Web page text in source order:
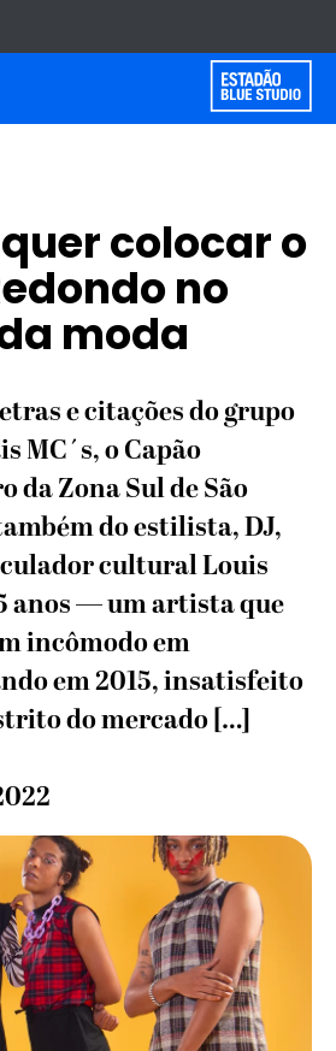
colocar o
no
moda
e citações do grupo
MC´s, o Capão
da Zona Sul de São
do estilista, DJ,
cultural Louis
anos — um artista que
incômodo em
em 2015, insatisfeito
do mercado […]